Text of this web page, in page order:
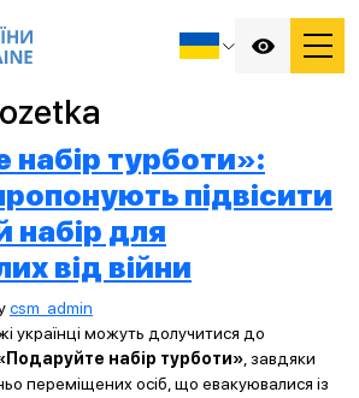
турботи»:
підвісити
набір для
від війни
csm_admin
українці можуть долучитися до
набір турботи» , завдяки
переміщених осіб, що евакуювалися із